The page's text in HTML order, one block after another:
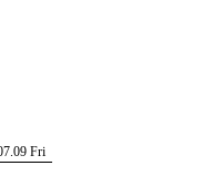
ディア
Fri